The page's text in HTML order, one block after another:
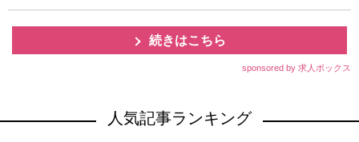
続きはこちら
sponsored by 求人ボックス
人気記事ランキング